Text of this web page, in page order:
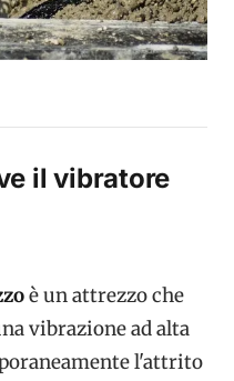
il vibratore
è un attrezzo che
vibrazione ad alta
l'attrito